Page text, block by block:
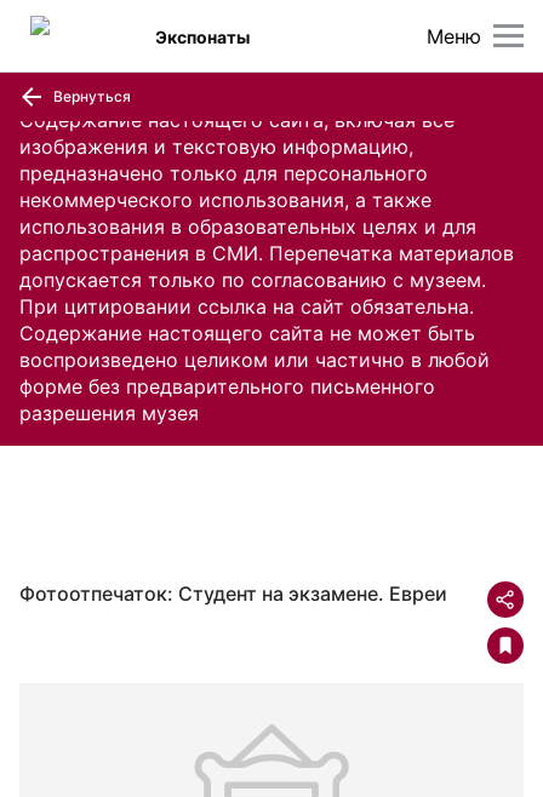
Содержание настоящего сайта, включая все
изображения и текстовую информацию,
предназначено только для персонального
некоммерческого использования, а также
использования в образовательных целях и для
распространения в СМИ. Перепечатка материалов
допускается только по согласованию с музеем.
При цитировании ссылка на сайт обязательна.
Содержание настоящего сайта не может быть
воспроизведено целиком или частично в любой
форме без предварительного письменного
разрешения музея
Меню
Экспонаты
Вернуться
Фотоотпечаток: Студент на экзамене. Евреи